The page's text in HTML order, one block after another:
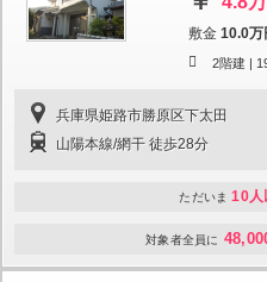
敷金 10.0万
2階建 |
兵庫県姫路市勝原区下太田
山陽本線/網干 徒歩28分
ただいま 10人
対象者全員に